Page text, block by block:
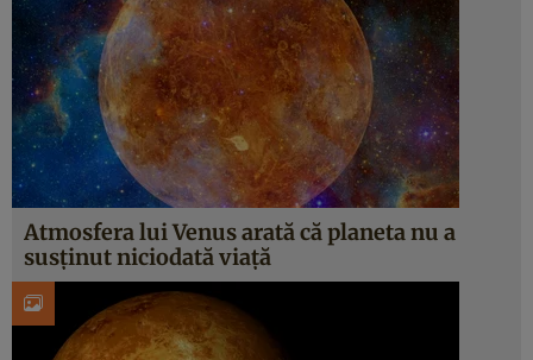
Atmosfera lui Venus arată că planeta nu a
susținut niciodată viață